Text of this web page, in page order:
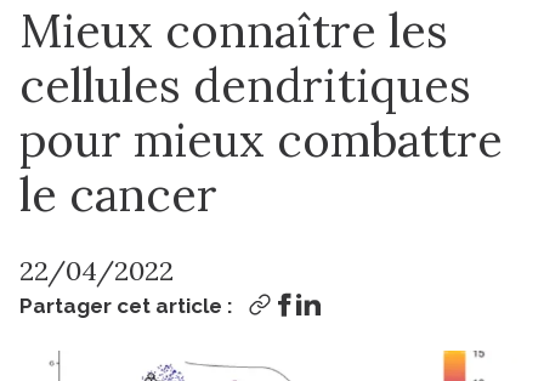
Mieux connaître les
cellules dendritiques
pour mieux combattre
le cancer
22/04/2022
Partager cet article :